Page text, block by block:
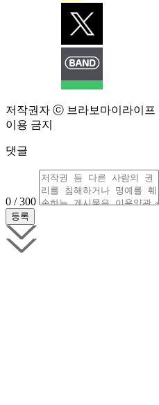
저작권자 ⓒ 브라보마이라이프
이용 금지
댓글
0 / 300